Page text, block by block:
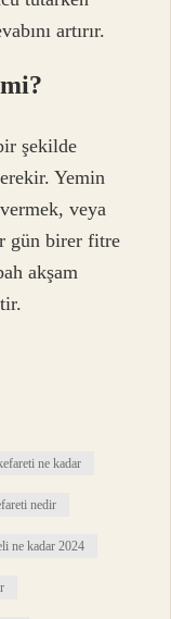
artırır.
şekilde
Yemin
veya
gün birer fitre
akşam
ne kadar
nedir
ne kadar 2024